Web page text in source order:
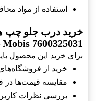
استفاده از مواد
7600325031
برای خرید این محصول
خرید از
مقایسه قیمت‌ها در
بررسی نظرات